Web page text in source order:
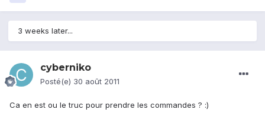
3 weeks later...
cyberniko
Posté(e) 30 août 2011
Ca en est ou le truc pour prendre les commandes ? :)